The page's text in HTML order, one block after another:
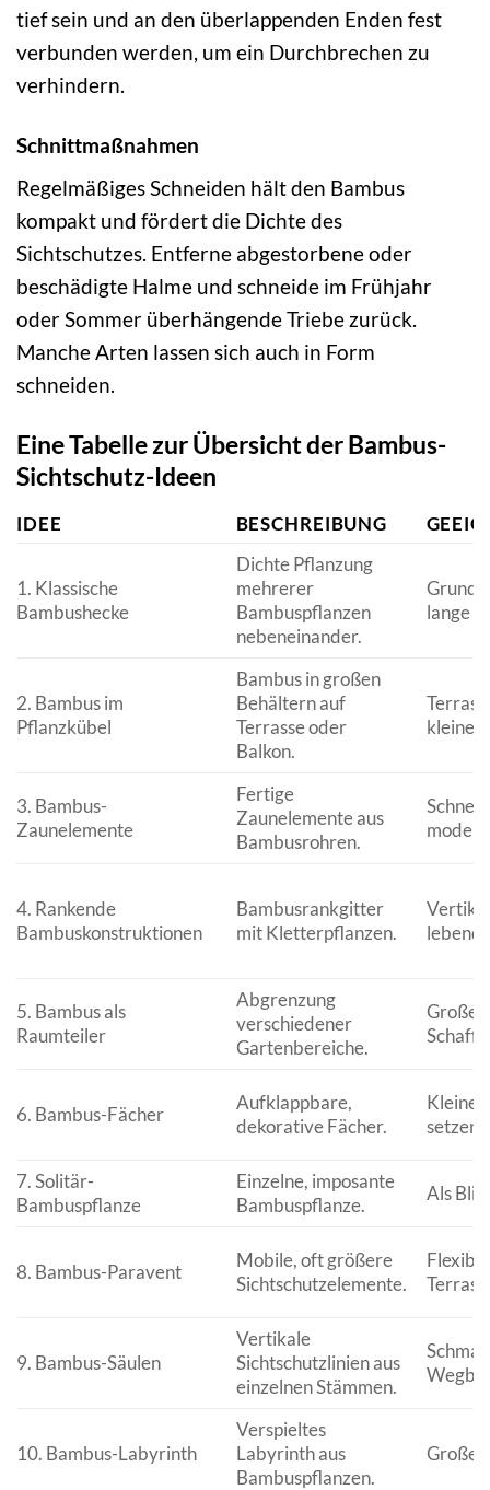
tief sein und an den überlappenden Enden fest
verbunden werden, um ein Durchbrechen zu
verhindern.
Schnittmaßnahmen
Regelmäßiges Schneiden hält den Bambus
kompakt und fördert die Dichte des
Sichtschutzes. Entferne abgestorbene oder
beschädigte Halme und schneide im Frühjahr
oder Sommer überhängende Triebe zurück.
Manche Arten lassen sich auch in Form
schneiden.
Eine Tabelle zur Übersicht der Bambus-
Sichtschutz-Ideen
IDEE BESCHREIBUNG
1. Klassische
Bambushecke
Dichte Pflanzung
mehrerer
Bambuspflanzen
nebeneinander.
lange
2. Bambus im
Pflanzkübel
Bambus in großen
Behältern auf
Terrasse oder
Balkon.
kleine
3. Bambus-
Zaunelemente
Fertige
Zaunelemente aus
Bambusrohren.
4. Rankende
Bambuskonstruktionen
Bambusrankgitter
mit Kletterpflanzen.
5. Bambus als
Raumteiler
Abgrenzung
verschiedener
Gartenbereiche.
Große
6. Bambus-Fächer
Aufklappbare,
dekorative Fächer.
Kleine
setzen
7. Solitär-
Bambuspflanze
Einzelne, imposante
Bambuspflanze.
Als
8. Bambus-Paravent
Mobile, oft größere
Sichtschutzelemente.
9. Bambus-Säulen
Vertikale
Sichtschutzlinien aus
einzelnen Stämmen.
10. Bambus-Labyrinth
Verspieltes
Labyrinth aus
Bambuspflanzen.
Große